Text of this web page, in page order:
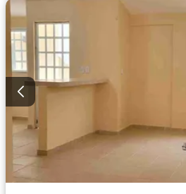
Circuito cerrado de televisión
Gas natural
Despacho
Permite mascotas